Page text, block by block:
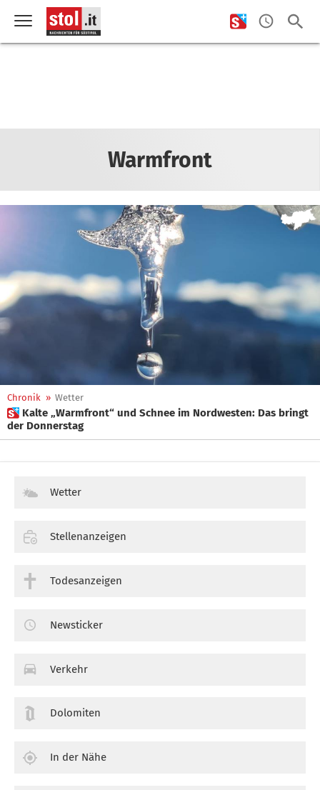
Warmfront
Chronik » Wetter
 Kalte „Warmfront“ und Schnee im Nordwesten: Das bringt
der Donnerstag
Wetter
Stellenanzeigen
Todesanzeigen
Newsticker
Verkehr
Dolomiten
In der Nähe